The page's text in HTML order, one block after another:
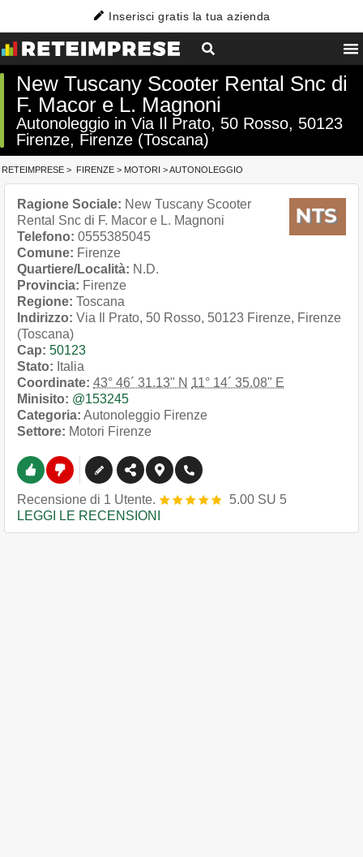
Inserisci gratis la tua azienda
New Tuscany Scooter Rental Snc di
F. Macor e L. Magnoni
Autonoleggio in Via Il Prato, 50 Rosso, 50123
Firenze, Firenze (Toscana)
RETEIMPRESE > FIRENZE > MOTORI >AUTONOLEGGIO
Ragione Sociale: New Tuscany Scooter
Rental Snc di F. Macor e L. Magnoni
Telefono: 0555385045
Comune: Firenze
Quartiere/Località: N.D.
Provincia: Firenze
Regione: Toscana
Indirizzo: Via Il Prato, 50 Rosso, 50123 Firenze, Firenze
(Toscana)
Cap: 50123
Stato: Italia
Coordinate: 43° 46´ 31.13" N 11° 14´ 35.08" E
Minisito: @153245
Categoria: Autonoleggio Firenze
Settore: Motori Firenze
Recensione di 1 Utente. 5.00 SU 5
LEGGI LE RECENSIONI